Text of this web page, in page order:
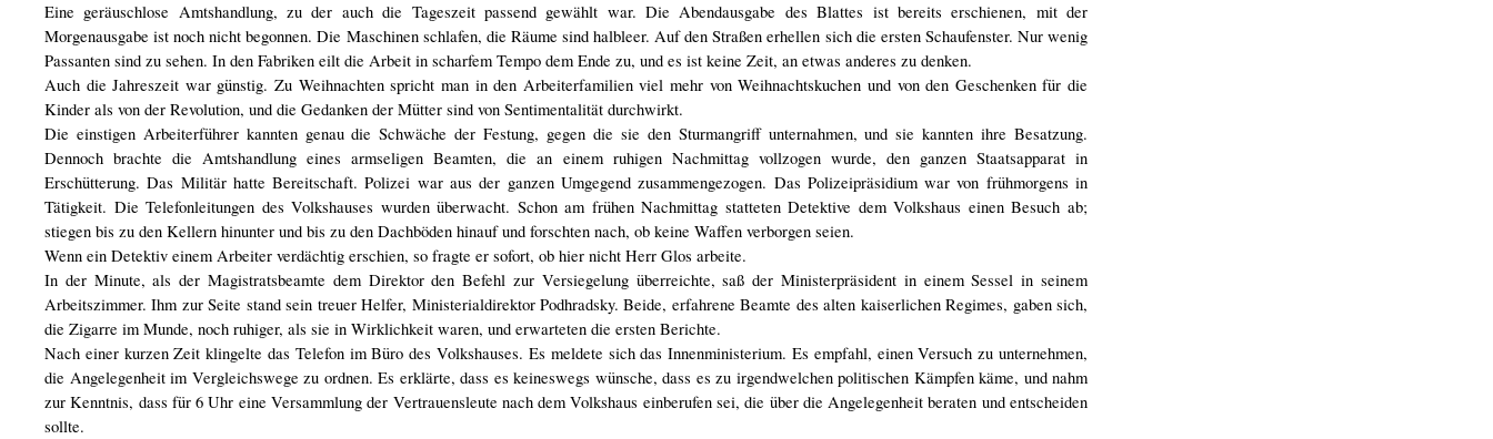
Eine geräuschlose Amtshandlung, zu der auch die Tageszeit passend gewählt war. Die Abendausgabe des Blattes ist bereits erschienen, mit der
Morgenausgabe ist noch nicht begonnen. Die Maschinen schlafen, die Räume sind halbleer. Auf den Straßen erhellen sich die ersten Schaufenster. Nur wenig
Passanten sind zu sehen. In den Fabriken eilt die Arbeit in scharfem Tempo dem Ende zu, und es ist keine Zeit, an etwas anderes zu denken.
Auch die Jahreszeit war günstig. Zu Weihnachten spricht man in den Arbeiterfamilien viel mehr von Weihnachtskuchen und von den Geschenken für die
Kinder als von der Revolution, und die Gedanken der Mütter sind von Sentimentalität durchwirkt.
Die einstigen Arbeiterführer kannten genau die Schwäche der Festung, gegen die sie den Sturmangriff unternahmen, und sie kannten ihre Besatzung.
Dennoch brachte die Amtshandlung eines armseligen Beamten, die an einem ruhigen Nachmittag vollzogen wurde, den ganzen Staatsapparat in
Erschütterung. Das Militär hatte Bereitschaft. Polizei war aus der ganzen Umgegend zusammengezogen. Das Polizeipräsidium war von frühmorgens in
Tätigkeit. Die Telefonleitungen des Volkshauses wurden überwacht. Schon am frühen Nachmittag statteten Detektive dem Volkshaus einen Besuch ab;
stiegen bis zu den Kellern hinunter und bis zu den Dachböden hinauf und forschten nach, ob keine Waffen verborgen seien.
Wenn ein Detektiv einem Arbeiter verdächtig erschien, so fragte er sofort, ob hier nicht Herr Glos arbeite.
In der Minute, als der Magistratsbeamte dem Direktor den Befehl zur Versiegelung überreichte, saß der Ministerpräsident in einem Sessel in seinem
Arbeitszimmer. Ihm zur Seite stand sein treuer Helfer, Ministerialdirektor Podhradsky. Beide, erfahrene Beamte des alten kaiserlichen Regimes, gaben sich,
die Zigarre im Munde, noch ruhiger, als sie in Wirklichkeit waren, und erwarteten die ersten Berichte.
Nach einer kurzen Zeit klingelte das Telefon im Büro des Volkshauses. Es meldete sich das Innenministerium. Es empfahl, einen Versuch zu unternehmen,
die Angelegenheit im Vergleichswege zu ordnen. Es erklärte, dass es keineswegs wünsche, dass es zu irgendwelchen politischen Kämpfen käme, und nahm
zur Kenntnis, dass für 6 Uhr eine Versammlung der Vertrauensleute nach dem Volkshaus einberufen sei, die über die Angelegenheit beraten und entscheiden
sollte.